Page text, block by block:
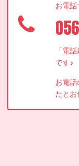
お電
「電
です♪
お電
たと